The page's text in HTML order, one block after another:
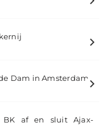
Dam in Amsterdam
BK af en sluit Ajax-